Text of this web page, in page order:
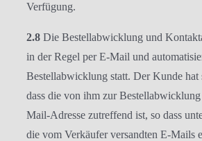
Verfügung.
2.8 Die Bestellabwicklung und
in der Regel per E-Mail und
Bestellabwicklung statt. Der Kunde hat
dass die von ihm zur Bestellabwicklung
Mail-Adresse zutreffend ist, so dass
die vom Verkäufer versandten E-Mails